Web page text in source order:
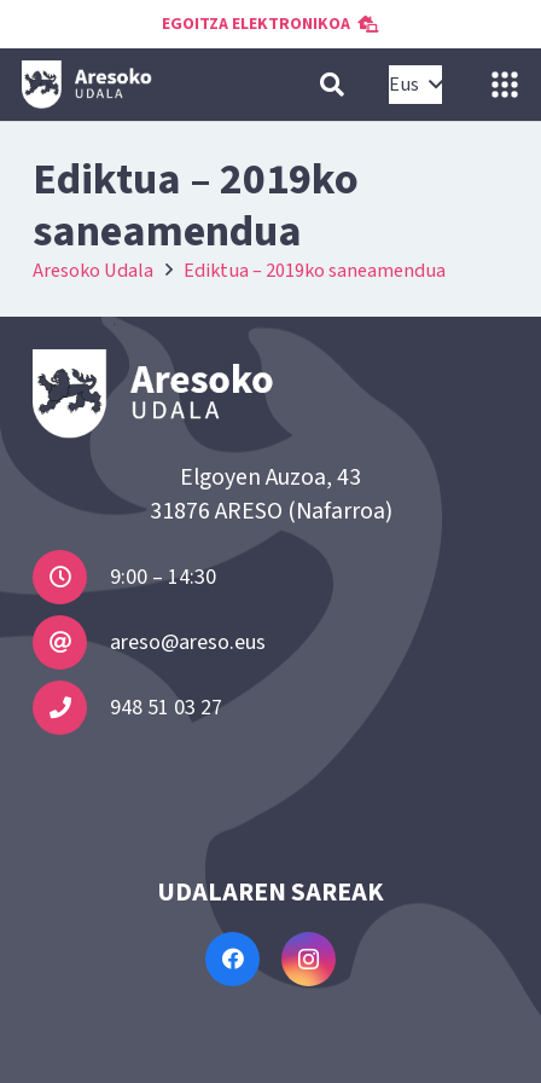
EGOITZA ELEKTRONIKOA
Eus
Ediktua – 2019ko
saneamendua
Aresoko Udala Ediktua – 2019ko saneamendua
Elgoyen Auzoa, 43
31876 ARESO (Nafarroa)
9:00 – 14:30
areso@areso.eus
948 51 03 27
UDALAREN SAREAK